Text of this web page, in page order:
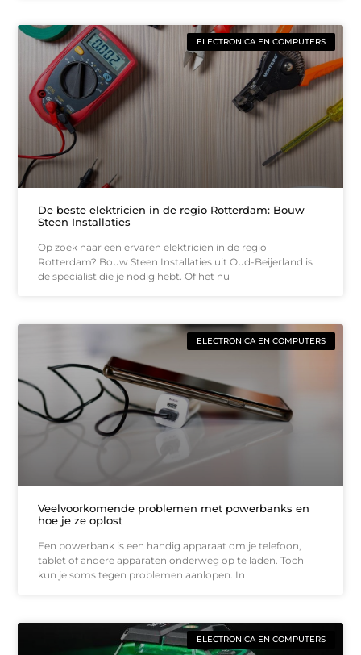
ELECTRONICA EN COMPUTERS
De beste elektricien in de regio Rotterdam: Bouw
Steen Installaties
Op zoek naar een ervaren elektricien in de regio
Rotterdam? Bouw Steen Installaties uit Oud-Beijerland is
de specialist die je nodig hebt. Of het nu
ELECTRONICA EN COMPUTERS
Veelvoorkomende problemen met powerbanks en
hoe je ze oplost
Een powerbank is een handig apparaat om je telefoon,
tablet of andere apparaten onderweg op te laden. Toch
kun je soms tegen problemen aanlopen. In
ELECTRONICA EN COMPUTERS